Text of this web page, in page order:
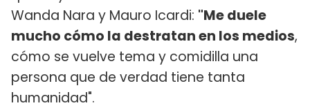
Wanda Nara y Mauro Icardi: "Me duele
mucho cómo la destratan en los medios,
cómo se vuelve tema y comidilla una
persona que de verdad tiene tanta
humanidad".